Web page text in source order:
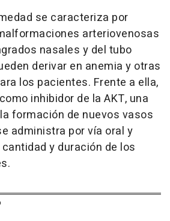
se caracteriza por
arteriovenosas
nasales y del tubo
derivar en anemia y otras
los pacientes. Frente a ella,
inhibidor de la AKT, una
formación de nuevos vasos
administra por vía oral y
y duración de los